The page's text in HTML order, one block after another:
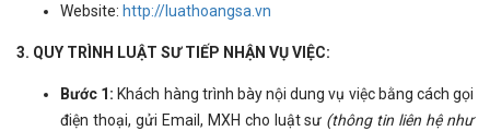
Website: http://luathoangsa.vn
3. QUY TRÌNH LUẬT SƯ TIẾP NHẬN VỤ VIỆC:
Bước 1: Khách hàng trình bày nội dung vụ việc bằng cách gọi
điện thoại, gửi Email, MXH cho luật sư (thông tin liên hệ như